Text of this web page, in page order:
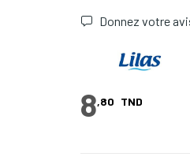
Donnez votre
8,80 TND